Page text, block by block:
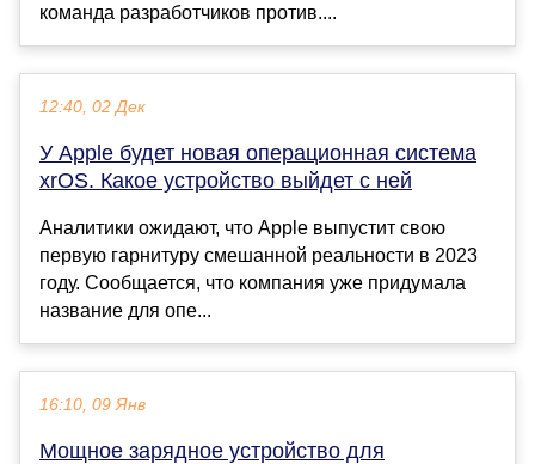
команда разработчиков против....
12:40, 02 Дек
У Apple будет новая операционная система
xrOS. Какое устройство выйдет с ней
Аналитики ожидают, что Apple выпустит свою
первую гарнитуру смешанной реальности в 2023
году. Сообщается, что компания уже придумала
название для опе...
16:10, 09 Янв
Мощное зарядное устройство для